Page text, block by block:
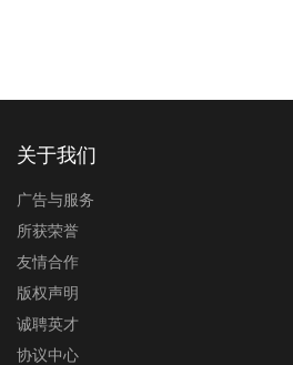
关于我们
广告与服务
所获荣誉
友情合作
版权声明
诚聘英才
协议中心